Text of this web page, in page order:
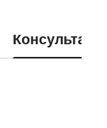
Консультація